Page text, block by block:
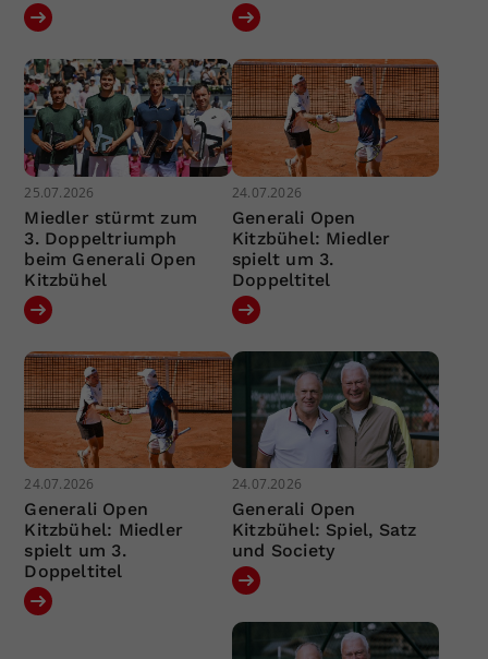
25.07.2026
Miedler stürmt zum
3. Doppeltriumph
beim Generali Open
Kitzbühel
24.07.2026
Generali Open
Kitzbühel: Miedler
spielt um 3.
Doppeltitel
24.07.2026
Generali Open
Kitzbühel: Miedler
spielt um 3.
Doppeltitel
24.07.2026
Generali Open
Kitzbühel: Spiel, Satz
und Society